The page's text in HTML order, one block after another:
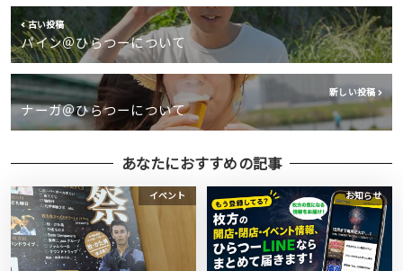
古い投稿
パイン＠ひらつーについて
新しい投稿
ナーガ＠ひらつーについて
あなたにおすすめの記事
イベント お知らせ